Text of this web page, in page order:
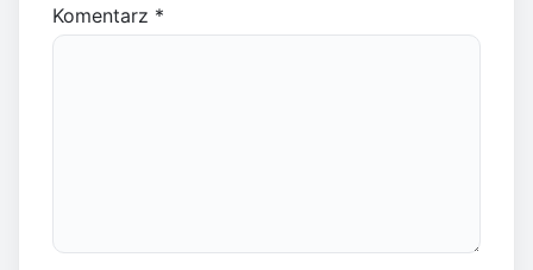
Komentarz *